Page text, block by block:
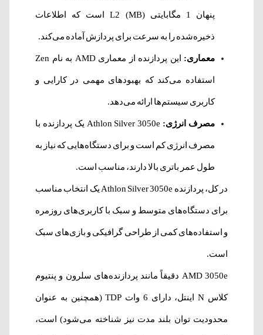
پنهان 1 مگابایتی (MB) L2 است که اطلاعات
ذخیره‌شده را به سرعت برای پردازش آماده می‌کند.
معماری: این پردازنده از معماری AMD به نام Zen
استفاده می‌کند که بهبود‌های مهمی در کارایی و
کاربری سیستم‌ها ارائه می‌دهد.
مصرف انرژی: Athlon Silver 3050e یک پردازنده با
مصرف انرژی کم است و برای دستگاه‌هایی که نیاز به
طول عمر باتری بالا دارند، مناسب است.
در کل، پردازنده Athlon Silver 3050e یک انتخاب مناسب
برای دستگاه‌های متوسط و سبک با کاربری‌های روزمره
و استفاده‌های کمی از طراحی گرافیکی و بازی‌های سبک
است.
AMD 3050e دقیقاً مانند پردازنده‌های سلرون و پنتیوم
کلاس N اینتل، دارای 6 وات TDP (همچنین به عنوان
محدودیت توان بلند مدت نیز شناخته می‌شود) است،